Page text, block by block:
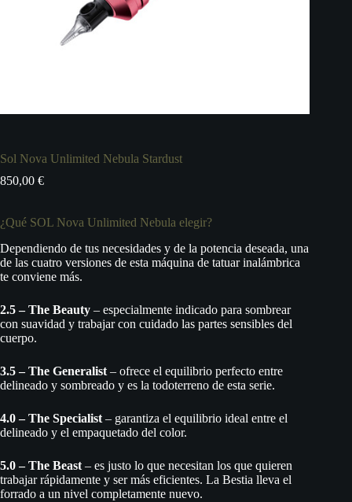
Sol Nova Unlimited Nebula Stardust
850,00 €
¿Qué SOL Nova Unlimited Nebula elegir?
Dependiendo de tus necesidades y de la potencia deseada, una
de las cuatro versiones de esta máquina de tatuar inalámbrica
te conviene más.
2.5 – The Beauty – especialmente indicado para sombrear
con suavidad y trabajar con cuidado las partes sensibles del
cuerpo.
3.5 – The Generalist – ofrece el equilibrio perfecto entre
delineado y sombreado y es la todoterreno de esta serie.
4.0 – The Specialist – garantiza el equilibrio ideal entre el
delineado y el empaquetado del color.
5.0 – The Beast – es justo lo que necesitan los que quieren
trabajar rápidamente y ser más eficientes. La Bestia lleva el
forrado a un nivel completamente nuevo.